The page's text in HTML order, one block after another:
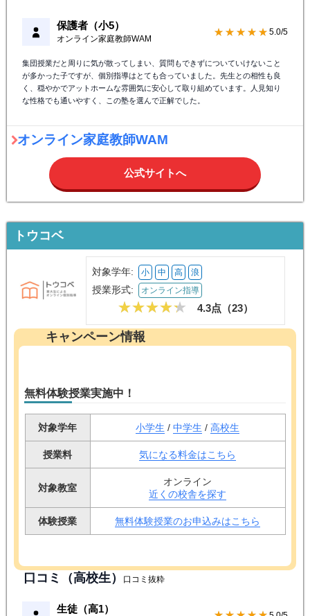
保護者（小5）
オンライン家庭教師WAM
★★★★★ 5.0/5
集団授業だと周りに気が散ってしまい、質問もできずについていけないこと
が多かった子ですが、個別指導はとても合っていました。先生との相性も良
く、穏やかでアットホームな雰囲気に安心して取り組めています。人見知り
な性格でも通いやすく、この塾を選んで正解でした。
オンライン家庭教師WAM
公式サイトへ
トウコベ
対象学年: 小 中 高 浪
授業形式: オンライン指導
4.3点（23）
キャンペーン情報
無料体験授業実施中！
対象学年 小学生 / 中学生 / 高校生
授業料 気になる料金はこちら
対象教室
オンライン
近くの校舎を探す
体験授業 無料体験授業のお申込みはこちら
口コミ（高校生） 口コミ抜粋
生徒（高1）